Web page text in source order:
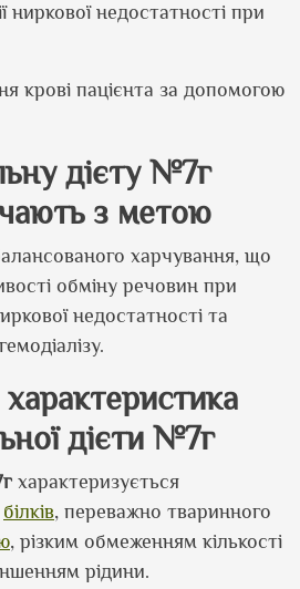
ниркової недостатності при
крові пацієнта за допомогою
дієту №7г
з метою
харчування, що
обміну речовин при
недостатності та
дієти №7г
характеризується
білків, переважно тваринного
, різким обмеженням кількості
рідини.